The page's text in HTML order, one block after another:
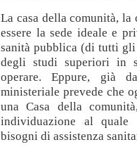
La casa della comunità, la
essere la sede ideale e
sanità pubblica (di tutti
degli studi superiori in
operare. Eppure, già
ministeriale prevede che
una Casa della
individuazione al quale
bisogni di assistenza